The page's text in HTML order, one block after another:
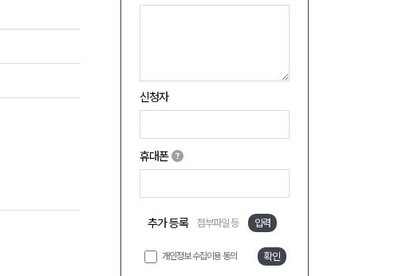
신청자
휴대폰
추가 등록 첨부파일 등 입력
개인정보 수집이용 동의 확인